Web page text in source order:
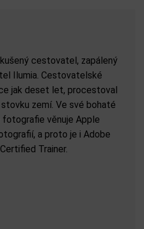
cestovatel, zapálený
Ilumia. Cestovatelské
jak deset let, procestoval
zemí. Ve své bohaté
fotografie věnuje Apple
a proto je i Adobe
Trainer.